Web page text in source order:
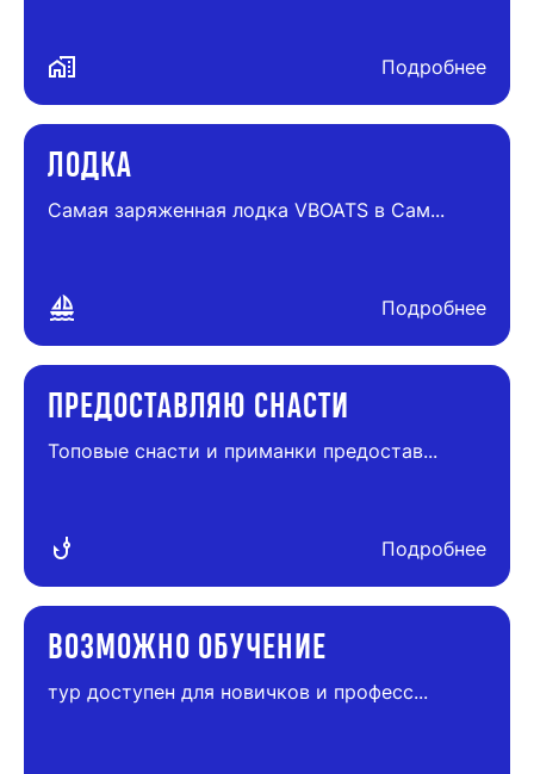
maps_home_work Подробнее
ЛОДКА
Самая заряженная лодка VBOATS в Сам...
sailing Подробнее
ПРЕДОСТАВЛЯЮ СНАСТИ
Топовые снасти и приманки предостав...
phishing Подробнее
ВОЗМОЖНО ОБУЧЕНИЕ
тур доступен для новичков и професс...